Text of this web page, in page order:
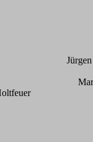
Jürgen
Mario